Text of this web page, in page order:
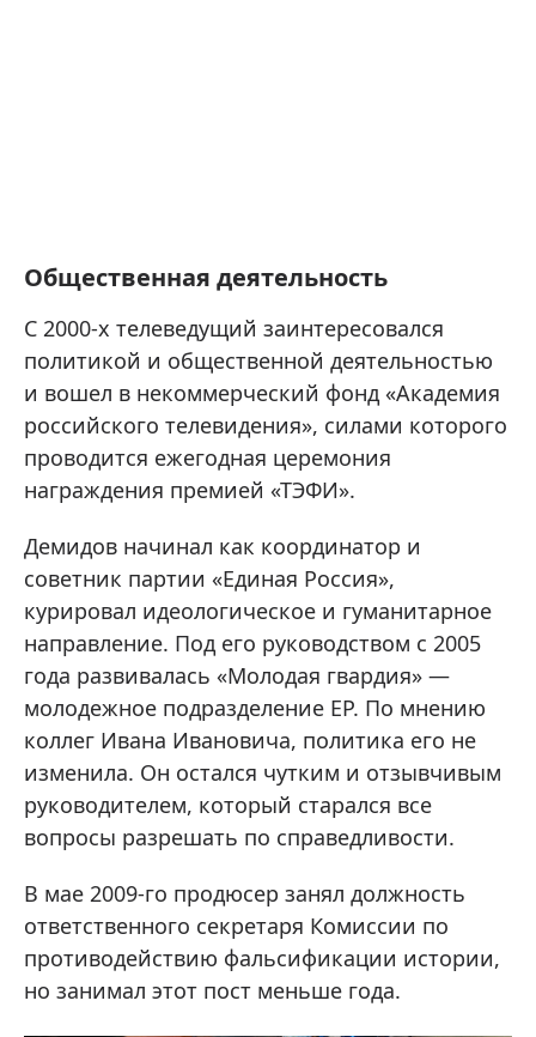
Общественная деятельность
С 2000-х телеведущий заинтересовался
политикой и общественной деятельностью
и вошел в некоммерческий фонд «Академия
российского телевидения», силами которого
проводится ежегодная церемония
награждения премией «ТЭФИ».
Демидов начинал как координатор и
советник партии «Единая Россия»,
курировал идеологическое и гуманитарное
направление. Под его руководством с 2005
года развивалась «Молодая гвардия» —
молодежное подразделение ЕР. По мнению
коллег Ивана Ивановича, политика его не
изменила. Он остался чутким и отзывчивым
руководителем, который старался все
вопросы разрешать по справедливости.
В мае 2009-го продюсер занял должность
ответственного секретаря Комиссии по
противодействию фальсификации истории,
но занимал этот пост меньше года.